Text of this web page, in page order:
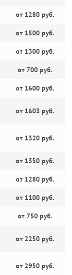
от 1280 руб.
от 1500 руб.
от 1300 руб.
от 700 руб.
от 1600 руб.
от 1603 руб.
от 1320 руб.
от 1350 руб.
от 1280 руб.
от 1100 руб.
от 750 руб.
от 2250 руб.
от 2950 руб.